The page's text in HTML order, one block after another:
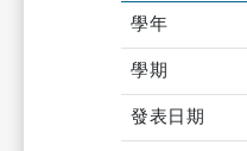
學年
學期
發表日期